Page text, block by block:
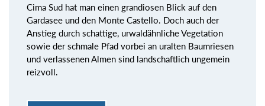
Cima Sud hat man einen grandiosen Blick auf den
Gardasee und den Monte Castello. Doch auch der
Anstieg durch schattige, urwaldähnliche Vegetation
sowie der schmale Pfad vorbei an uralten Baumriesen
und verlassenen Almen sind landschaftlich ungemein
reizvoll.